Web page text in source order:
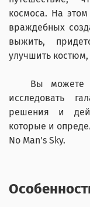
космоса. На
враждебных
выжить,
улучшить
Вы можете
исследовать
решения и
которые и
No Man's Sky.